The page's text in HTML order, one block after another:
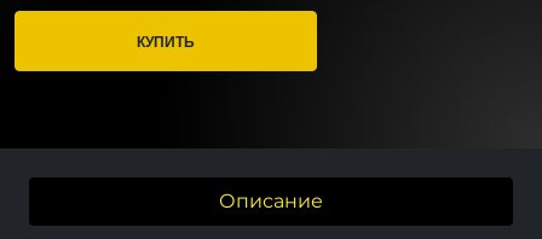
КУПИТЬ
Описание